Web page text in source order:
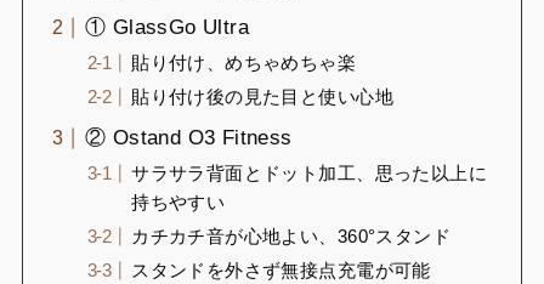
① GlassGo Ultra
貼り付け、めちゃめちゃ楽
貼り付け後の見た目と使い心地
② Ostand O3 Fitness
サラサラ背面とドット加工、思った以上に
持ちやすい
カチカチ音が心地よい、360°スタンド
スタンドを外さず無接点充電が可能